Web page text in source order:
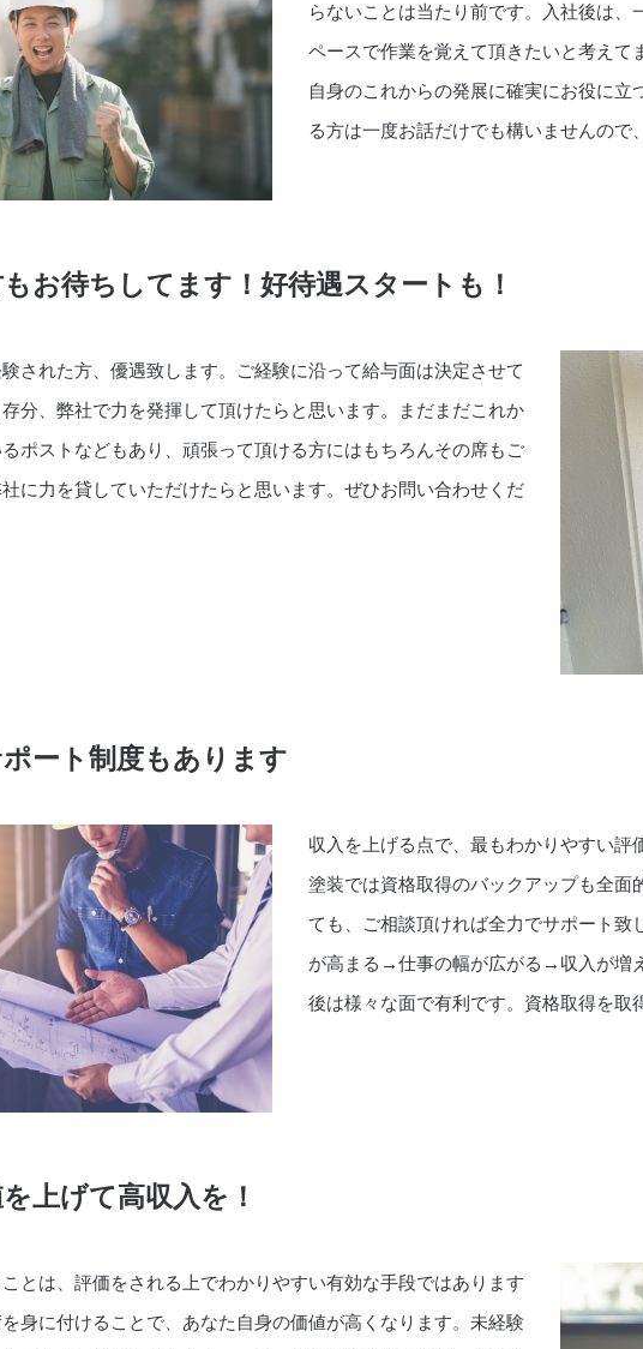
らないことは当たり前です。入社後は
ペースで作業を覚えて頂きたいと考え
自身のこれからの発展に確実にお役に
る方は一度お話だけでも構いませんので
お待ちしてます！好待遇スタートも！
された方、優遇致します。ご経験に沿って給与面は決定させて
分、弊社で力を発揮して頂けたらと思います。まだまだこれか
ポストなどもあり、頑張って頂ける方にはもちろんその席もご
に力を貸していただけたらと思います。ぜひお問い合わせくだ
ート制度もあります
収入を上げる点で、最もわかりやすい
塗装では資格取得のバックアップも全面
ても、ご相談頂ければ全力でサポート
が高まる→仕事の幅が広がる→収入が増
後は様々な面で有利です。資格取得を取
上げて高収入を！
とは、評価をされる上でわかりやすい有効な手段ではあります
身に付けることで、あなた自身の価値が高くなります。未経験